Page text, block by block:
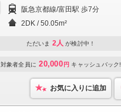
阪急京都線/富田駅 歩7分
2DK / 50.05m²
ただいま 2人 が検討中！
対象者全員に 20,000 円 キャッシュバック!
お気に入りに追加